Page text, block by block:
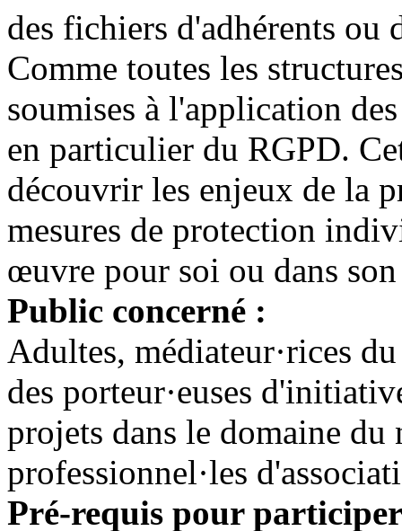
des fichiers d'adhérents ou
Comme toutes les
soumises à l'application
en particulier du RGPD.
découvrir les enjeux de la
mesures de protection
œuvre pour soi ou dans
Public concerné :
Adultes, médiateur·rices
des porteur·euses
projets dans le domaine
professionnel·les
Pré-requis pour